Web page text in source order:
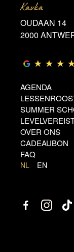
Kavka
OUDAAN 14
2000
AGENDA
SUMMER
OVER ONS
CADEAUBON
FAQ
NL EN